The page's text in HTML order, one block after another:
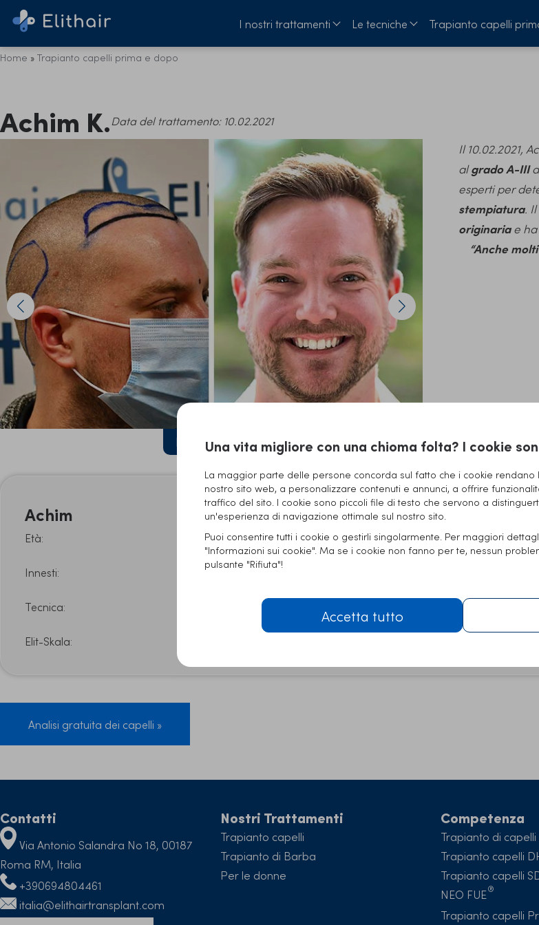
I nostri trattamenti Le tecniche Trapianto capelli
Home » Trapianto capelli prima e dopo
Achim K.Data del trattamento: 10.02.2021
Prima/Dopo
Il 10.02.2021,
algrado A-III
esperti per
stempiatura. Il
originariae ha
“Anche
Achim
Età: 31
Innesti:
Tecnica:
Elit-Skala:
Trattamento
Innesti totali:
Analisi gratuita dei capelli »
Contatti
Via Antonio Salandra No 18, 00187
Roma RM, Italia
+390694804461
italia@elithairtransplant.com
Nostri Trattamenti
Trapianto capelli
Trapianto di Barba
Per le donne
Competenza
Trapianto di
Trapianto capelli
Trapianto capelli
NEO FUE
Trapianto capelli
Una vita migliore con una chioma folta? I cookie
La maggior parte delle persone concorda sul fatto che i cookie
nostro sito web, a personalizzare contenuti e annunci, a offrire
traffico del sito. I cookie sono piccoli file di testo che servono a
un'esperienza di navigazione ottimale sul nostro sito.
Puoi consentire tutti i cookie o gestirli singolarmente. Per maggiori
"Informazioni sui cookie". Ma se i cookie non fanno per te, nessun
pulsante "Rifiuta"!
Accetta tutto